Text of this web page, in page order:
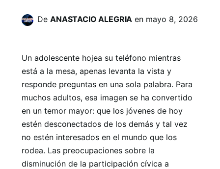
De ANASTACIO ALEGRIA en mayo 8, 2026
Un adolescente hojea su teléfono mientras
está a la mesa, apenas levanta la vista y
responde preguntas en una sola palabra. Para
muchos adultos, esa imagen se ha convertido
en un temor mayor: que los jóvenes de hoy
estén desconectados de los demás y tal vez
no estén interesados ​​en el mundo que los
rodea. Las preocupaciones sobre la
disminución de la participación cívica a